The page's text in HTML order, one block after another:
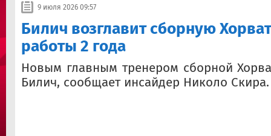
9 июля 2026 09:57
Билич возглавит сборную
работы 2 года
Новым главным тренером сборной
Билич, сообщает инсайдер Николо Скира.